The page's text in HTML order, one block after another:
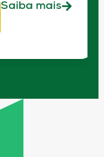
Saiba mais